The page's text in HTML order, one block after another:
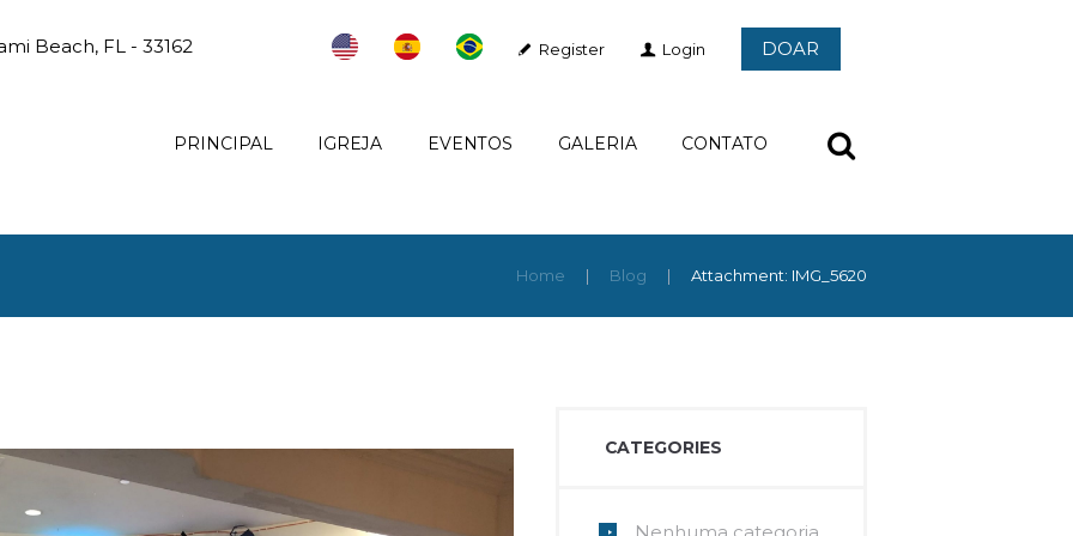
Beach, FL - 33162 Register Login DOAR
PRINCIPAL IGREJA EVENTOS GALERIA CONTATO
Home Blog Attachment: IMG_5620
CATEGORIES